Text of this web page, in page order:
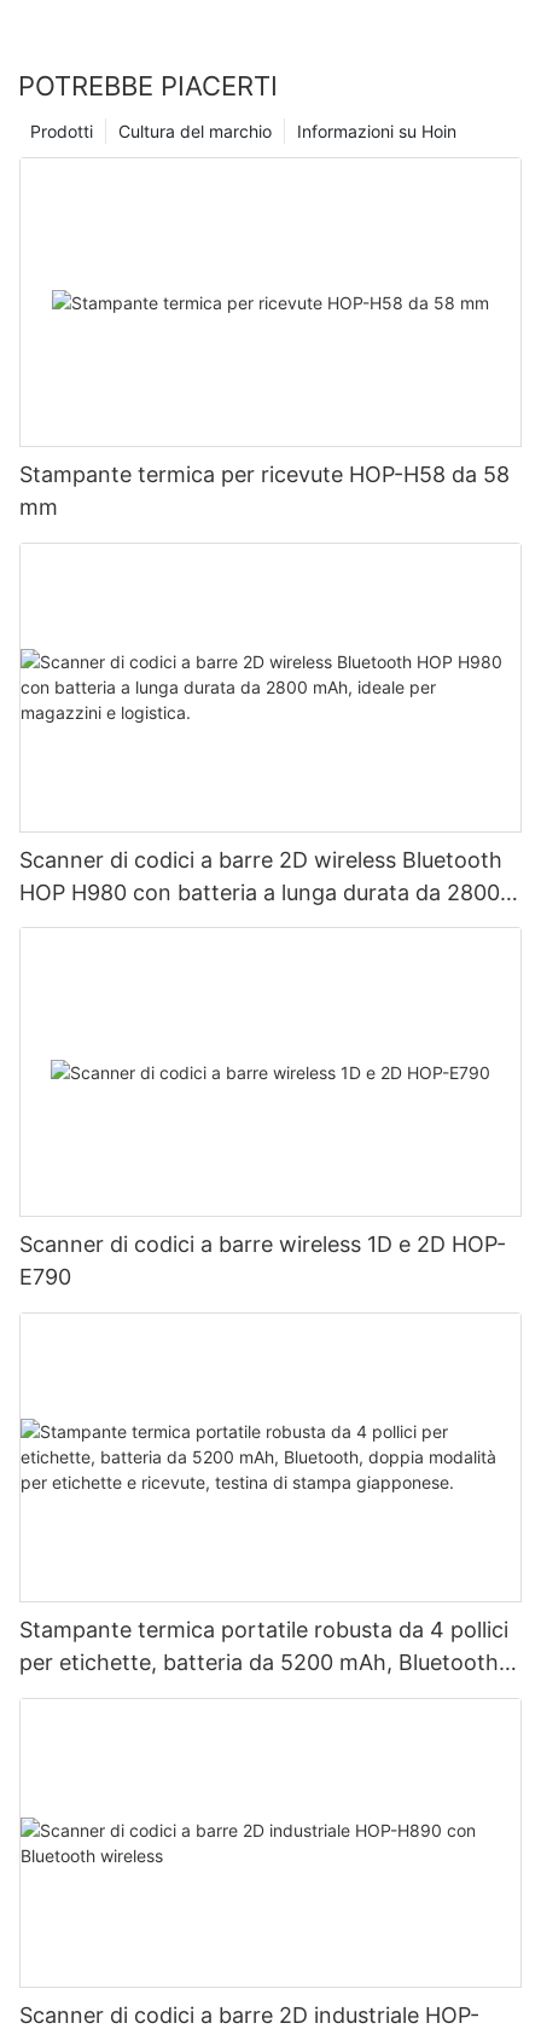
POTREBBE PIACERTI
Informazioni su Hoin
Cultura del marchio
Prodotti
Stampante termica per ricevute HOP-H58 da 58
mm
Scanner di codici a barre 2D wireless Bluetooth
HOP H980 con batteria a lunga durata da 2800
mAh, ideale per magazzini e logistica.
Scanner di codici a barre wireless 1D e 2D HOP-
E790
Stampante termica portatile robusta da 4 pollici
per etichette, batteria da 5200 mAh, Bluetooth,
doppia modalità per etichette e ricevute, testina
Scanner di codici a barre 2D industriale HOP-